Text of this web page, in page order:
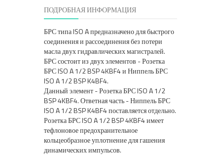
ПОДРОБНАЯ ИНФОРМАЦИЯ
БРС типа ISO A предназначено для быстрого
соединения и рассоединения без потери
масла двух гидравлических магистралей.
БРС состоит из двух элементов - Розетка
БРС ISO A 1/2 BSP 4KBF4 и Ниппель БРС
ISO A 1/2 BSP K4BF4.
Данный элемент - Розетка БРС ISO A 1/2
BSP 4KBF4. Ответная часть - Ниппель БРС
ISO A 1/2 BSP K4BF4 поставляется отдельно.
Розетка БРС ISO A 1/2 BSP 4KBF4 имеет
тефлоновое предохранительное
кольцеобразное уплотнение для гашения
динамических импульсов.